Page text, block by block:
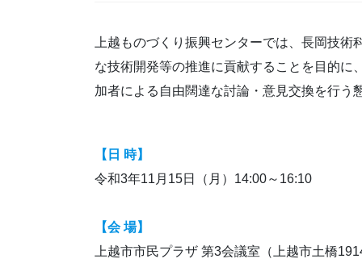
上越ものづくり振興センターでは、長岡技
な技術開発等の推進に貢献することを目的に
加者による自由闊達な討論・意見交換を行う
【日 時】
令和3年11月15日（月）14:00～16:10
【会 場】
上越市市民プラザ 第3会議室（上越市土橋